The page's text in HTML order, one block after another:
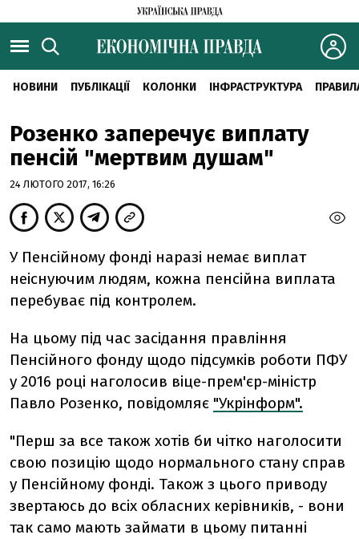
НОВИНИ ПУБЛІКАЦІЇ КОЛОНКИ ІНФРАСТРУКТУРА
Розенко заперечує виплату
пенсій "мертвим душам"
24 ЛЮТОГО 2017, 16:26
У Пенсійному фонді наразі немає виплат
неіснуючим людям, кожна пенсійна виплата
перебуває під контролем.
На цьому під час засідання правління
Пенсійного фонду щодо підсумків роботи ПФУ
у 2016 році наголосив віце-прем'єр-міністр
Павло Розенко, повідомляє "Укрінформ".
"Перш за все також хотів би чітко наголосити
свою позицію щодо нормального стану справ
у Пенсійному фонді. Також з цього приводу
звертаюсь до всіх обласних керівників, - вони
так само мають займати в цьому питанні